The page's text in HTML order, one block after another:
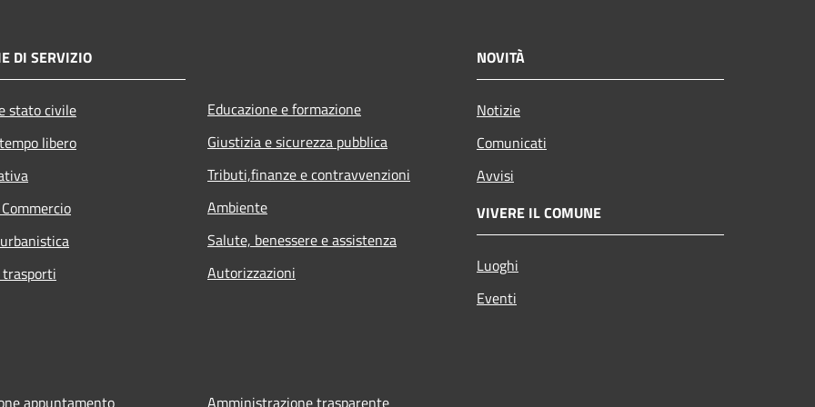
DI SERVIZIO
stato civile
libero
Educazione e formazione
Giustizia e sicurezza pubblica
Tributi,finanze e contravvenzioni
Ambiente
Salute, benessere e assistenza
Autorizzazioni
NOVITÀ
Notizie
Comunicati
Avvisi
VIVERE IL COMUNE
Luoghi
Eventi
appuntamento Amministrazione trasparente